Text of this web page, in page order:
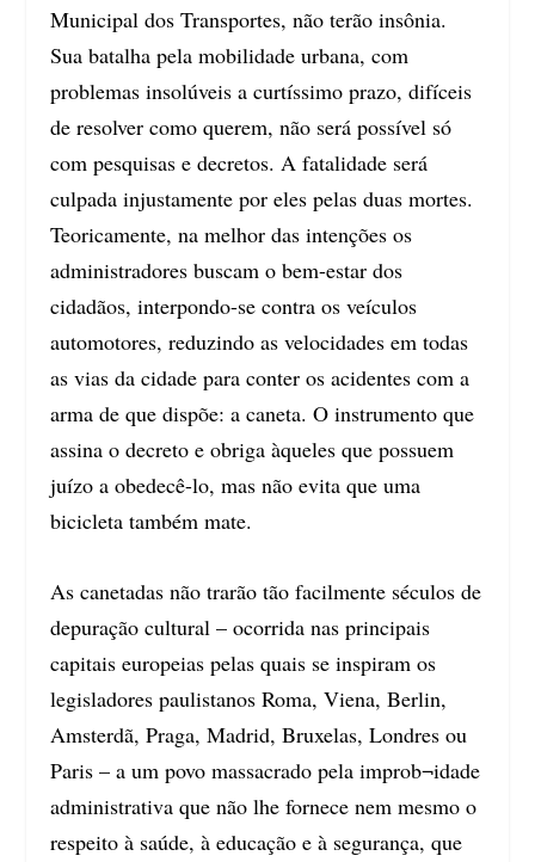
Municipal dos Transportes, não terão insônia.
Sua batalha pela mobilidade urbana, com
problemas insolúveis a curtíssimo prazo, difíceis
de resolver como querem, não será possível só
com pesquisas e decretos. A fatalidade será
culpada injustamente por eles pelas duas mortes.
Teoricamente, na melhor das intenções os
administradores buscam o bem-estar dos
cidadãos, interpondo-se contra os veículos
automotores, reduzindo as velocidades em todas
as vias da cidade para conter os acidentes com a
arma de que dispõe: a caneta. O instrumento que
assina o decreto e obriga àqueles que possuem
juízo a obedecê-lo, mas não evita que uma
bicicleta também mate.
As canetadas não trarão tão facilmente séculos de
depuração cultural – ocorrida nas principais
capitais europeias pelas quais se inspiram os
legisladores paulistanos Roma, Viena, Berlin,
Amsterdã, Praga, Madrid, Bruxelas, Londres ou
Paris – a um povo massacrado pela improb¬idade
administrativa que não lhe fornece nem mesmo o
respeito à saúde, à educação e à segurança, que